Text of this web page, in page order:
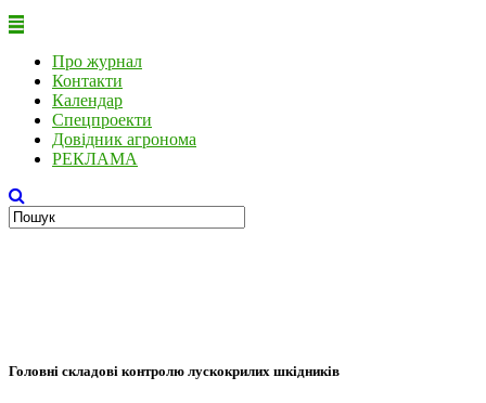
Про журнал
Контакти
Календар
Спецпроекти
Довідник агронома
РЕКЛАМА
Головні складові контролю лускокрилих шкідників